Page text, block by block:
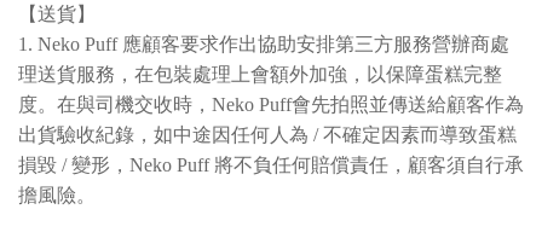
【送貨】
1. Neko Puff 應顧客要求作出協助安排第三方服務營辦商處
理送貨服務，在包裝處理上會額外加強，以保障蛋糕完整
度。在與司機交收時，Neko Puff會先拍照並傳送給顧客作為
出貨驗收紀錄，如中途因任何人為 / 不確定因素而導致蛋糕
損毀 / 變形，Neko Puff 將不負任何賠償責任，顧客須自行承
擔風險。